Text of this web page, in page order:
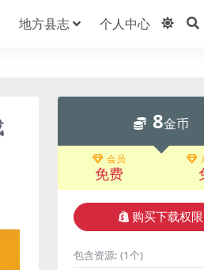
地方县志 个人中心
8金币
会员
免费
购买下载权限
包含资源: (1个)